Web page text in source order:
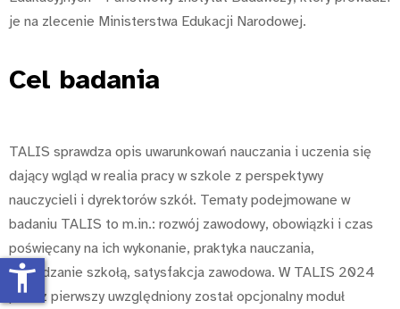
je na zlecenie Ministerstwa Edukacji Narodowej.
Cel badania
TALIS sprawdza opis uwarunkowań nauczania i uczenia się
dający wgląd w realia pracy w szkole z perspektywy
nauczycieli i dyrektorów szkół. Tematy podejmowane w
badaniu TALIS to m.in.: rozwój zawodowy, obowiązki i czas
poświęcany na ich wykonanie, praktyka nauczania,
zarządzanie szkołą, satysfakcja zawodowa. W TALIS 2024
po raz pierwszy uwzględniony został opcjonalny moduł
accessibility_new